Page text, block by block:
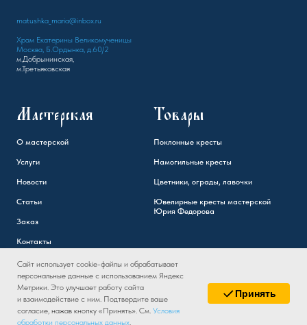
Сайт использует cookie-файлы и обрабатывает
персональные данные с использованием Яндекс
Метрики. Это улучшает работу сайта
и взаимодействие с ним. Подтвердите ваше
согласие, нажав кнопку «Принять». См. Условия
обработки персональных данных.
Принять
matushka_maria@inbox.ru
Храм Екатерины Великомученицы
Москва, Б.Ордынка, д.60/2
м.Добрынинская,
м.Третьяковская
Мастерская
О мастерской
Услуги
Новости
Статьи
Заказ
Контакты
Товары
Поклонные кресты
Намогильные кресты
Цветники, ограды, лавочки
Ювелирные кресты мастерской
Юрия Федорова